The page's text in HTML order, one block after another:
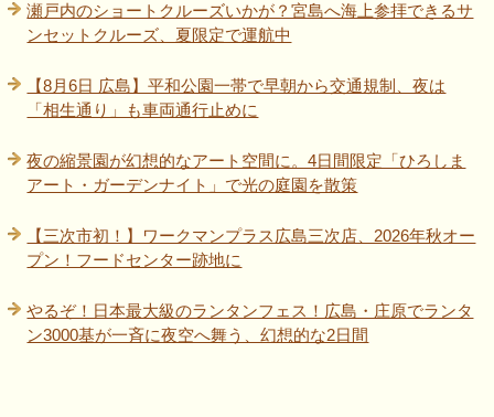
瀬戸内のショートクルーズいかが？宮島へ海上参拝できるサ
ンセットクルーズ、夏限定で運航中
【8月6日 広島】平和公園一帯で早朝から交通規制、夜は
「相生通り」も車両通行止めに
夜の縮景園が幻想的なアート空間に。4日間限定「ひろしま
アート・ガーデンナイト」で光の庭園を散策
【三次市初！】ワークマンプラス広島三次店、2026年秋オー
プン！フードセンター跡地に
やるぞ！日本最大級のランタンフェス！広島・庄原でランタ
ン3000基が一斉に夜空へ舞う、幻想的な2日間